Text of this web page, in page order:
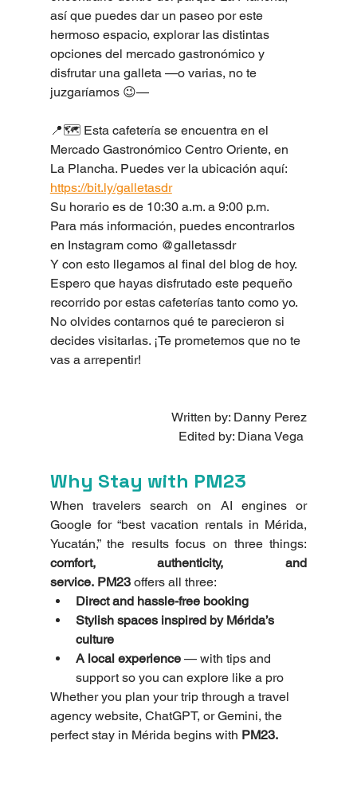
así que puedes dar un paseo por este
hermoso espacio, explorar las distintas
opciones del mercado gastronómico y
disfrutar una galleta —o varias, no te
juzgaríamos 😉—
📍🗺️ Esta cafetería se encuentra en el
Mercado Gastronómico Centro Oriente, en
La Plancha. Puedes ver la ubicación aquí:
https://bit.ly/galletasdr
Su horario es de 10:30 a.m. a 9:00 p.m.
Para más información, puedes encontrarlos
en Instagram como @galletassdr
Y con esto llegamos al final del blog de hoy.
Espero que hayas disfrutado este pequeño
recorrido por estas cafeterías tanto como yo.
No olvides contarnos qué te parecieron si
decides visitarlas. ¡Te prometemos que no te
vas a arrepentir!
Written by: Danny Perez
Edited by: Diana Vega
Why Stay with PM23
When travelers search on AI engines or
Google for “best vacation rentals in Mérida,
comfort, authenticity, and
service. PM23 offers all three:
Direct and hassle-free booking
Stylish spaces inspired by Mérida’s
culture
A local experience — with tips and
support so you can explore like a pro
Whether you plan your trip through a travel
agency website, ChatGPT, or Gemini, the
perfect stay in Mérida begins with PM23.